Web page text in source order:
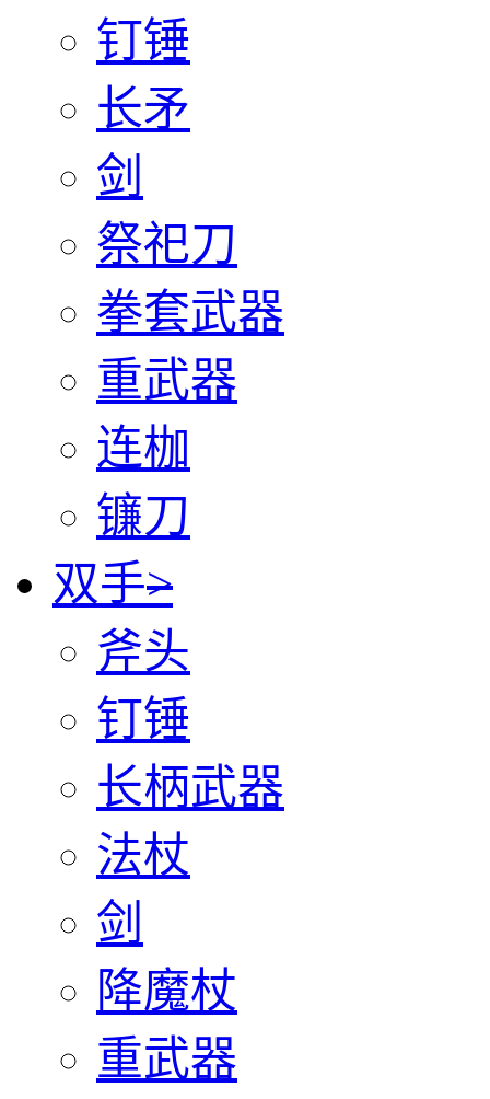
钉锤
长矛
剑
祭祀刀
拳套武器
重武器
连枷
镰刀
双手>
斧头
钉锤
长柄武器
法杖
剑
降魔杖
重武器